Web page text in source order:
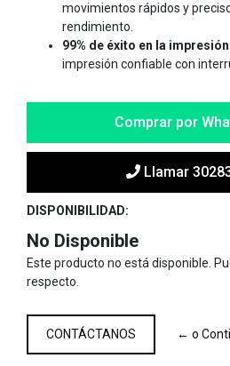
movimientos rápidos y
rendimiento.
99% de éxito en la
impresión confiable con
Comprar por
Llamar
DISPONIBILIDAD:
No Disponible
Este producto no está disponible.
respecto.
CONTÁCTANOS ← o